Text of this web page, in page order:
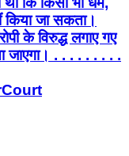
किया जा सकता।
के विरुद्ध लगाए गए
जाएगा। . . . . . . . . .